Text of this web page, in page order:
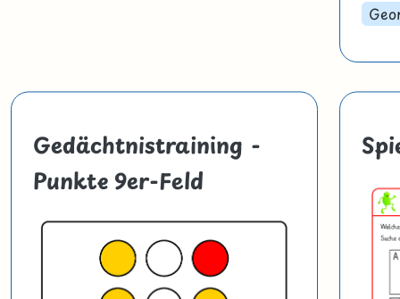
Gedächtnistraining -
Punkte 9er-Feld